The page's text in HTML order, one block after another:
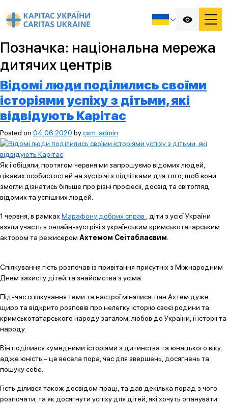
Позначка: національна мережа
дитячих центрів
Відомі люди поділились своїми
історіями успіху з дітьми, які
відвідують Карітас
Posted on 04.06.2020 bycsm_admin
Як і обіцяли, протягом червня ми запрошуємо відомих людей,
цікавих особистостей на зустрічі з підлітками для того, щоб вони
змогли дізнатись більше про різні професії, досвід та світогляд
відомих та успішних людей.
1 червня, в рамкахМарафону добрих справ
, діти з усієї України
взяли участь в онлайн-зустрічі з українським кримськотатарським
актором та режисером Ахтемом Сеітаблаєвим
Спілкування гість розпочав із привітання присутніх з Міжнародним
Днем захисту дітей та знайомства з усіма.
Під-час спілкування теми та настрої мінялися: пан Ахтем дуже
щиро та відкрито розповів про нелегку історію своєї родини та
кримськотатарського народу загалом, любов до України, її історії та
народу.
Він поділився кумедними історіями з дитинства та юнацького віку,
адже юність – це весела пора, час для звершень, досягнень та
пошуку себе.
Гість ділився також досвідом праці, та дав декілька порад з чого
розпочати, та як досягнути успіху для дітей, які хочуть опанувати